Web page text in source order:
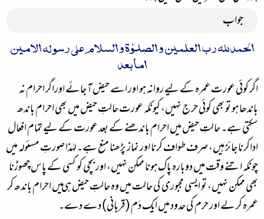
جواب
الحمدللہ رب العلمین والصلوٰۃ والسلام علی رسولہ الامین
امابعد
اگر کوئی عورت عمرہ کے لیے روانہ ہو اور اسے حیض آ جائے اوراگر احرام نہ
باندھا ہو تو بھی کوئی حرج نہیں، کیونکہ عورت حالتِ حیض میں بھی احرام باندھ
سکتی ہے۔ حالتِ حیض میں احرام باندھنے کے بعد عورت کے لیے تمام افعال
اداکرنا جائز ہیں، صرف طواف کرنا اور نماز پڑھنا منع ہے۔لہٰذا صورتِ مسئولہ میں
چونکہ اتنے وقت میں دوبارہ پاک ہونا ممکن نہیں، اور بچی کو کسی کے پاس چھوڑنا
بھی ممکن نہیں، تو ایسی مجبوری کی حالت میں وہ حالتِ حیض ہی میں احرام باندھ کر
عمرہ کر لے اور حرم کی حدود میں ایک دَم (قربانی) دے دے۔